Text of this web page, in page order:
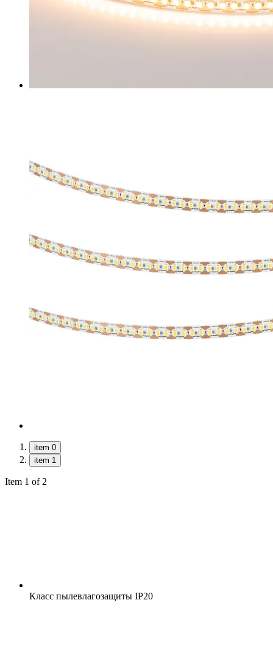
item 0
item 1
Item 1 of 2
Класс пылевлагозащиты IP20